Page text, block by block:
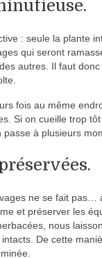
: seule la plante
qui seront
autres. Il faut
fois au même
Si on cueille trop
à plusieurs
ne se fait pas…
et préserver les
nous
De cette